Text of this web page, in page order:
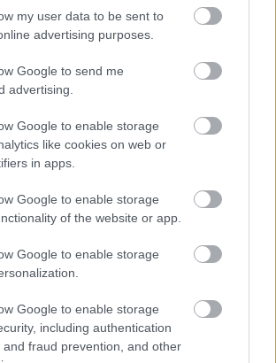
my user data to be sent to
advertising purposes.
Google to send me
advertising.
Google to enable storage
like cookies on web or
in apps.
Google to enable storage
of the website or app.
Google to enable storage
Google to enable storage
including authentication
and fraud prevention, and other
már meg is nyugodott egy picit.
ereje
ami épp veled történik, az nem a
fokozatosan kezdd el
a fényerőt. Figyeld meg,
a kép, mennyit tudsz még kihallani a
ereje
a légzésedet: ha
a szükségesnél
a levegőt, így felborul a
az oxigén-széndioxid egyensúly. Ez